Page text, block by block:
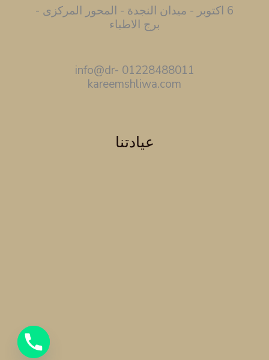
6 اكتوبر - ميدان النجدة - المحور المركزى -
برج الاطباء
01228488011 info@dr-
kareemshliwa.com
عيادتنا